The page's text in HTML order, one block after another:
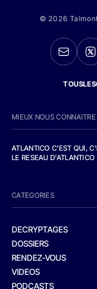
© 2026
MIEUX NOUS CONNAITRE
ATLANTICO C'EST QUI,
LE RESEAU D'ATLANTICO
CATEGORIES
DECRYPTAGES
DOSSIERS
RENDEZ-VOUS
VIDEOS
PODCASTS